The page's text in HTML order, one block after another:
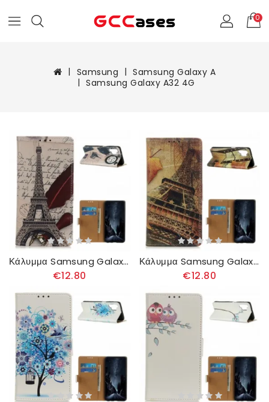
0
Samsung
Samsung Galaxy A
Samsung Galaxy A32 4G
Κάλυμμα Samsung Galaxy A32 4G Πύργος Του Άιφελ Του Ποιητή
€12.80
Κάλυμμα Samsung Galaxy A32 4G Πύργος Του Άιφελ Το Φθινόπωρο
€12.80